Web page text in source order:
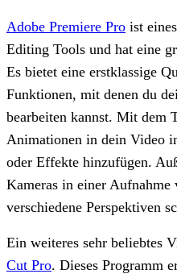
Adobe Premiere Pro ist
Editing Tools und hat eine
Es bietet eine erstklassige
Funktionen, mit denen du
bearbeiten kannst. Mit dem
Animationen in dein Video
oder Effekte hinzufügen.
Kameras in einer Aufnahme
verschiedene Perspektiven
Ein weiteres sehr beliebtes
Cut Pro. Dieses Programm